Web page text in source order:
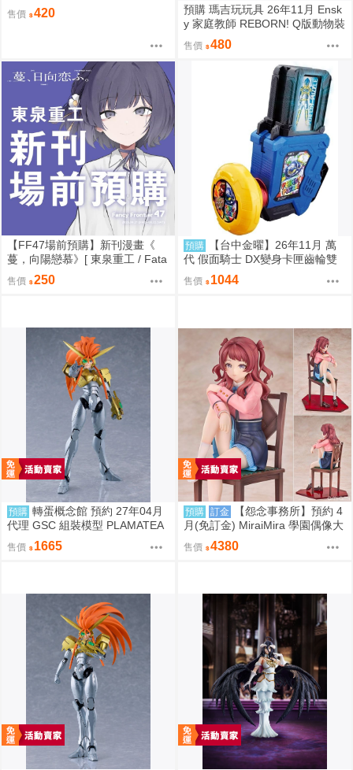
售價 420
預購 瑪吉玩玩具 26年11月 Ensk
y 家庭教師 REBORN! Q版動物裝
珠鍊布偶吊飾 娃娃 5款分售 0814
售價 480
【FF47場前預購】新刊漫畫《
蔓，向陽戀慕》[ 東泉重工 / Fata
aa / 美鈴x手毬 / 秦谷美鈴 / 月村
手毬 / 學園偶像大師 / 全年齡 / 百
售價 250
預購
【台中金曜】26年11月 萬
代 假面騎士 DX變身卡匣齒輪雙
重版 0814
售價 1044
預購 轉蛋概念館 預約 27年04月
代理 GSC 組裝模型 PLAMATEA
勇者王 獅子王凱 約16公分 免訂
金
售價 1665
預購 訂金
【怨念事務所】預約 4
月(免訂金) MiraiMira 學園偶像大
師 花海咲季 雨後鳶尾花 特訓前V
er 1/7 0927
售價 4380